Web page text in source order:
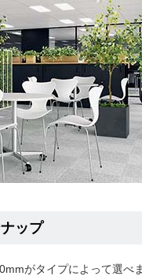
ップ
がタイプによって選べ